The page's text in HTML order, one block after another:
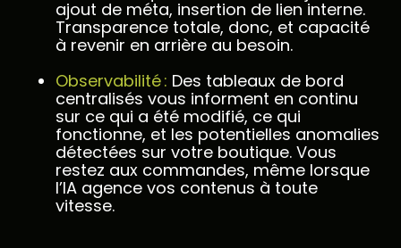
ajout de méta, insertion de lien interne.
Transparence totale, donc, et capacité
à revenir en arrière au besoin.
Observabilité : Des tableaux de bord
centralisés vous informent en continu
sur ce qui a été modifié, ce qui
fonctionne, et les potentielles anomalies
détectées sur votre boutique. Vous
restez aux commandes, même lorsque
l’IA agence vos contenus à toute
vitesse.